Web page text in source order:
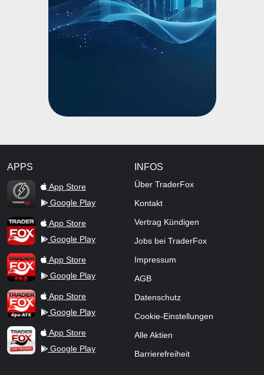
APPS
TraderFox Flash
App Store
Google Play
TraderFox AppApp Store
Google Play
TraderFox ProApp Store
Google Play
TraderFox dpa-AFX ProFeed
App Store
Google Play
TraderFox Live Trading
App Store
Google Play
INFOS
Über TraderFox
Kontakt
Vertrag Kündigen
Jobs bei TraderFox
Impressum
AGB
Datenschutz
Cookie-Einstellungen
Alle Aktien
Barrierefreiheit